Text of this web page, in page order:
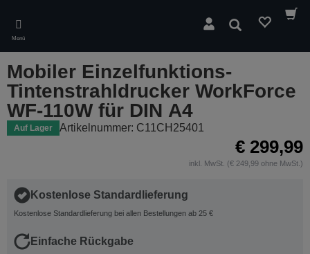
main
content
Menü
Suchen
Mobiler Einzelfunktions-
Tintenstrahldrucker WorkForce
WF-110W für DIN A4
Auf Lager Artikelnummer: C11CH25401
€ 299,99
inkl. MwSt. (€ 249,99 ohne MwSt.)
Kostenlose Standardlieferung
Kostenlose Standardlieferung bei allen Bestellungen ab 25 €
Einfache Rückgabe